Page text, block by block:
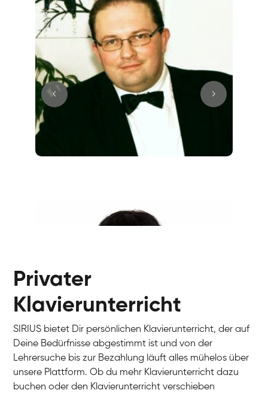
Privater
Klavierunterricht
SIRIUS bietet Dir persönlichen Klavierunterricht, der auf
Deine Bedürfnisse abgestimmt ist und von der
Lehrersuche bis zur Bezahlung läuft alles mühelos über
unsere Plattform. Ob du mehr Klavierunterricht dazu
buchen oder den Klavierunterricht verschieben